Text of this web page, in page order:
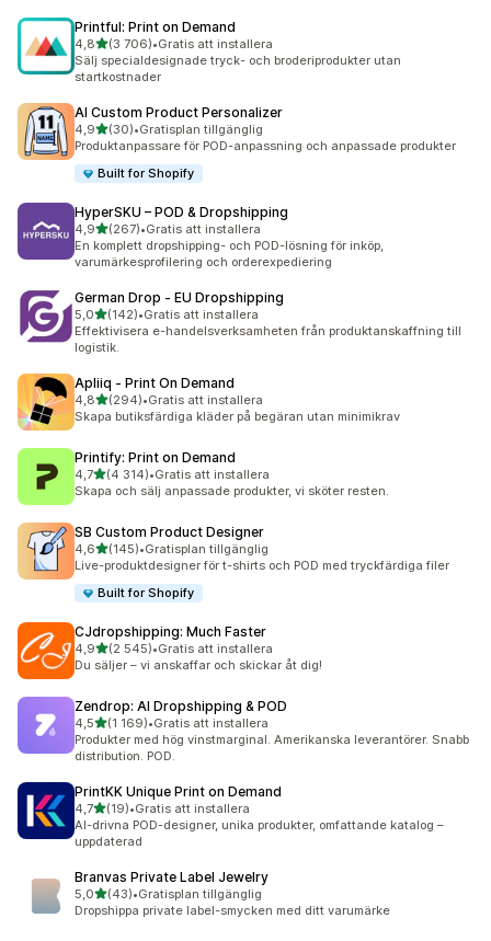
Printful: Print on Demand
4,8av 5 stjärnor
(3 706)
3706 recensioner totalt
•Gratis att installera
Sälj specialdesignade tryck- och broderiprodukter utan
startkostnader
AI Custom Product Personalizer
4,9av 5 stjärnor
(30)
30 recensioner totalt
•Gratisplan tillgänglig
Produktanpassare för POD-anpassning och anpassade produkter
Built for Shopify
HyperSKU – POD & Dropshipping
4,9av 5 stjärnor
(267)
267 recensioner totalt
•Gratis att installera
En komplett dropshipping- och POD-lösning för inköp,
varumärkesprofilering och orderexpediering
German Drop ‑ EU Dropshipping
5,0av 5 stjärnor
(142)
142 recensioner totalt
•Gratis att installera
Effektivisera e-handelsverksamheten från produktanskaffning till
logistik.
Apliiq ‑ Print On Demand
4,8av 5 stjärnor
(294)
294 recensioner totalt
•Gratis att installera
Skapa butiksfärdiga kläder på begäran utan minimikrav
Printify: Print on Demand
4,7av 5 stjärnor
(4 314)
4314 recensioner totalt
•Gratis att installera
Skapa och sälj anpassade produkter, vi sköter resten.
SB Custom Product Designer
4,6av 5 stjärnor
(145)
145 recensioner totalt
•Gratisplan tillgänglig
Live-produktdesigner för t-shirts och POD med tryckfärdiga filer
Built for Shopify
CJdropshipping: Much Faster
4,9av 5 stjärnor
(2 545)
2545 recensioner totalt
•Gratis att installera
Du säljer – vi anskaffar och skickar åt dig!
Zendrop: AI Dropshipping & POD
4,5av 5 stjärnor
(1 169)
1169 recensioner totalt
•Gratis att installera
Produkter med hög vinstmarginal. Amerikanska leverantörer. Snabb
distribution. POD.
PrintKK Unique Print on Demand
4,7av 5 stjärnor
(19)
19 recensioner totalt
•Gratis att installera
AI-drivna POD-designer, unika produkter, omfattande katalog –
uppdaterad
Branvas Private Label Jewelry
5,0av 5 stjärnor
(43)
43 recensioner totalt
•Gratisplan tillgänglig
Dropshippa private label-smycken med ditt varumärke